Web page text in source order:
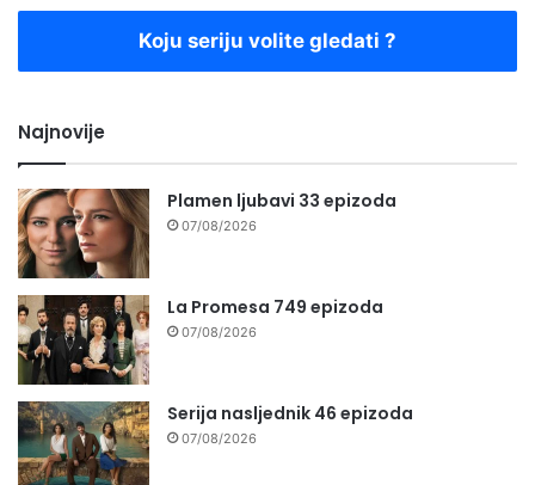
Koju seriju volite gledati ?
Najnovije
Plamen ljubavi 33 epizoda
07/08/2026
La Promesa 749 epizoda
07/08/2026
Serija nasljednik 46 epizoda
07/08/2026